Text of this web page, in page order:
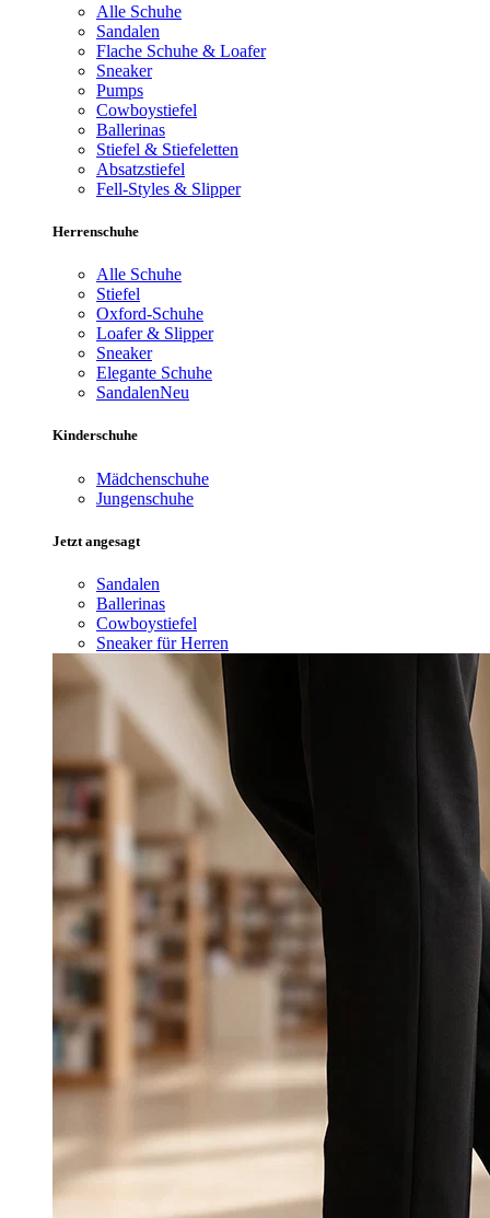
Alle Schuhe
Sandalen
Flache Schuhe & Loafer
Sneaker
Pumps
Cowboystiefel
Ballerinas
Stiefel & Stiefeletten
Absatzstiefel
Fell-Styles & Slipper
Herrenschuhe
Alle Schuhe
Stiefel
Oxford-Schuhe
Loafer & Slipper
Sneaker
Elegante Schuhe
SandalenNeu
Kinderschuhe
Mädchenschuhe
Jungenschuhe
Jetzt angesagt
Sandalen
Ballerinas
Cowboystiefel
Sneaker für Herren